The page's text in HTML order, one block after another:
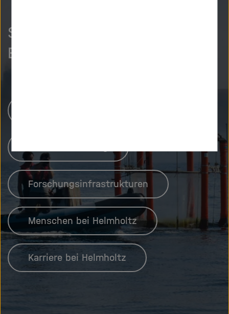
So neugierig wie wir?
Entdecken Sie mehr.
Forschungsinfrastrukturen
Menschen bei Helmholtz
Karriere bei Helmholtz